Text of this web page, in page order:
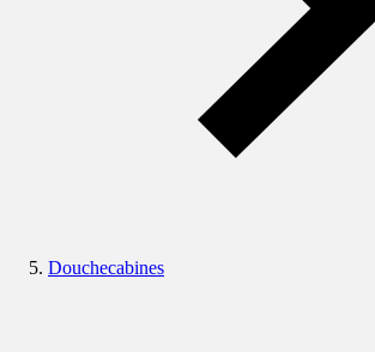
Douchecabines